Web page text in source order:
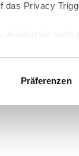
das Privacy
würden wir auch
aktives
wie Ihre
Einzelheiten
Präferenzen